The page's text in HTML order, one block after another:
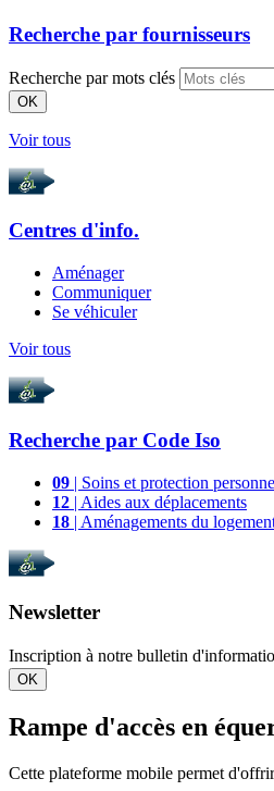
Recherche par fournisseurs
Recherche par mots clés
OK
Voir tous
Centres d'info.
Aménager
Communiquer
Se véhiculer
Voir tous
Recherche par Code Iso
09 | Soins et protection
12 | Aides aux déplacements
18 | Aménagements du
Newsletter
Inscription à notre bulletin
OK
Rampe d'accès en
Cette plateforme mobile permet